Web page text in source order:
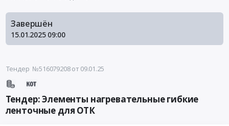
Завершён
15.01.2025 09:00
Тендер №516079208от 09.01.25
Тендер: Элементы нагревательные гибкие
ленточные для ОТК